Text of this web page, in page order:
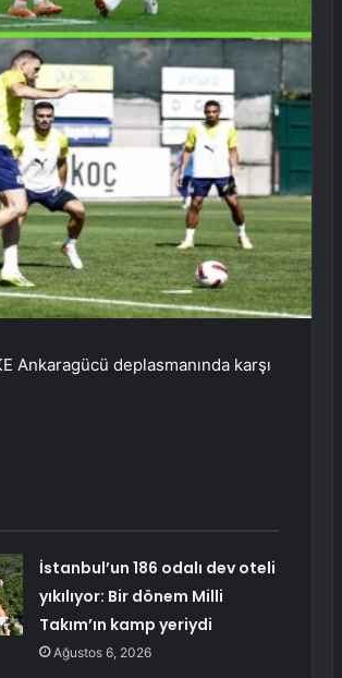
Ankaragücü deplasmanında karşı
İstanbul’un 186 odalı dev oteli
yıkılıyor: Bir dönem Milli
Takım’ın kamp yeriydi
Ağustos 6, 2026